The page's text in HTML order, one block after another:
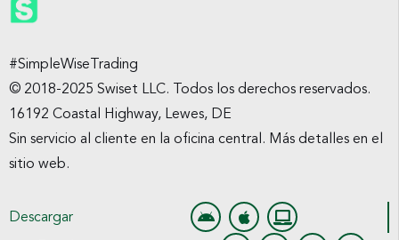
#SimpleWiseTrading
© 2018-2025 Swiset LLC. Todos los derechos reservados.
16192 Coastal Highway, Lewes, DE
Sin servicio al cliente en la oficina central. Más detalles en el
sitio web.
Descargar